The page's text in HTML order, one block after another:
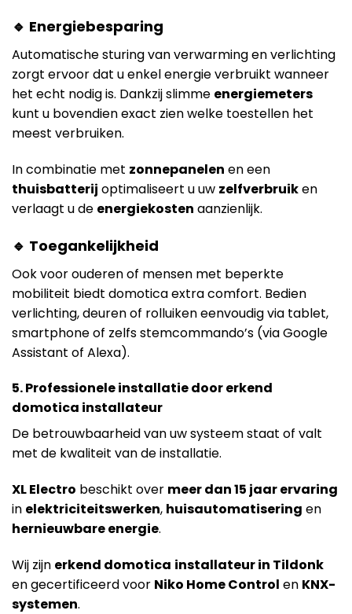
🔹 Energiebesparing
Automatische sturing van verwarming en verlichting
zorgt ervoor dat u enkel energie verbruikt wanneer
het echt nodig is. Dankzij slimme energiemeters
kunt u bovendien exact zien welke toestellen het
meest verbruiken.
In combinatie met zonnepanelen en een
thuisbatterij optimaliseert u uw zelfverbruiken
verlaagt u de energiekosten aanzienlijk.
🔹 Toegankelijkheid
Ook voor ouderen of mensen met beperkte
mobiliteit biedt domotica extra comfort. Bedien
verlichting, deuren of rolluiken eenvoudig via tablet,
smartphone of zelfs stemcommando’s (via Google
Assistant of Alexa).
5. Professionele installatie door erkend
domotica installateur
De betrouwbaarheid van uw systeem staat of valt
met de kwaliteit van de installatie.
XL Electro beschikt over meer dan 15 jaar ervaring
in elektriciteitswerken, huisautomatisering en
hernieuwbare energie.
Wij zijn erkend domotica installateur in Tildonk
en gecertificeerd voor Niko Home Control en KNX-
systemen.